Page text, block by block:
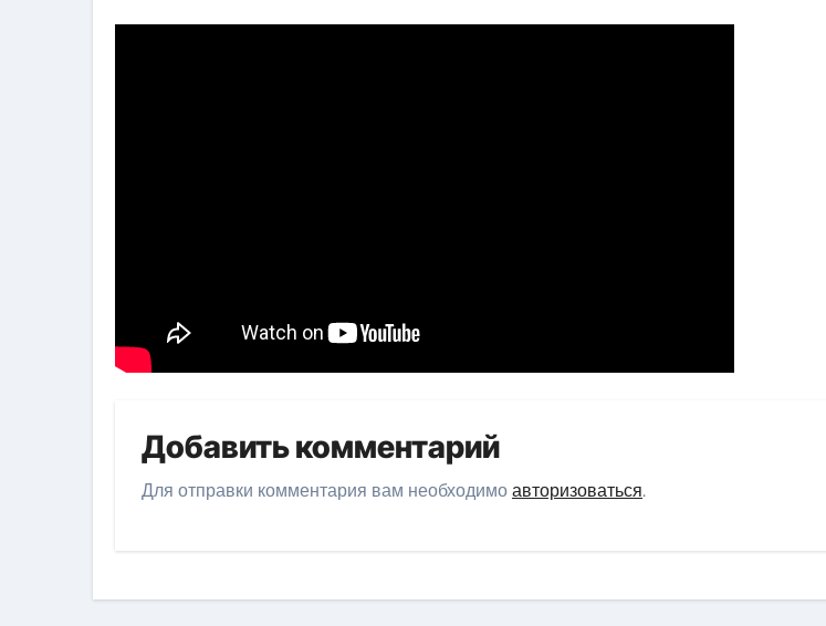
Добавить комментарий
Для отправки комментария вам необходимоавторизоваться.